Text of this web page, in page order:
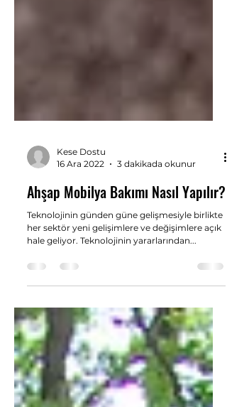
16 Ara 2022
3 dakikada okunur
Ahşap Mobilya Bakımı Nasıl Yapılır?
Teknolojinin günden güne gelişmesiyle birlikte
hale geliyor. Teknolojinin yararlarından...